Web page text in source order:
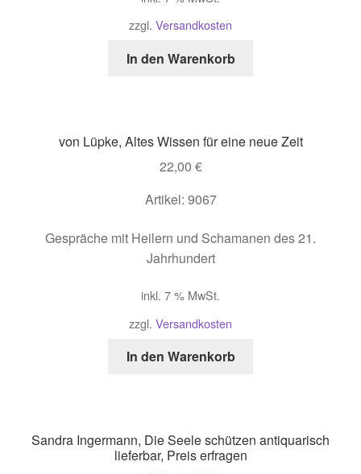
zzgl. Versandkosten
In den Warenkorb
von Lüpke, Altes Wissen für eine neue Zeit
22,00 €
Artikel: 9067
Gespräche mit Heilern und Schamanen des 21.
Jahrhundert
inkl. 7 % MwSt.
zzgl. Versandkosten
In den Warenkorb
Sandra Ingermann, Die Seele schützen antiquarisch
lieferbar, Preis erfragen